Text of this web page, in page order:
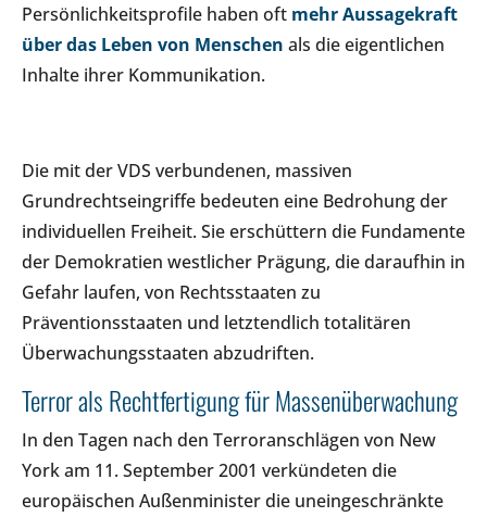
Persönlichkeitsprofile haben oft mehr Aussagekraft
über das Leben von Menschen als die eigentlichen
Inhalte ihrer Kommunikation.
Die mit der VDS verbundenen, massiven
Grundrechtseingriffe bedeuten eine Bedrohung der
individuellen Freiheit. Sie erschüttern die Fundamente
der Demokratien westlicher Prägung, die daraufhin in
Gefahr laufen, von Rechtsstaaten zu
Präventionsstaaten und letztendlich totalitären
Überwachungsstaaten abzudriften.
Terror als Rechtfertigung für Massenüberwachung
In den Tagen nach den Terroranschlägen von New
York am 11. September 2001 verkündeten die
europäischen Außenminister die uneingeschränkte